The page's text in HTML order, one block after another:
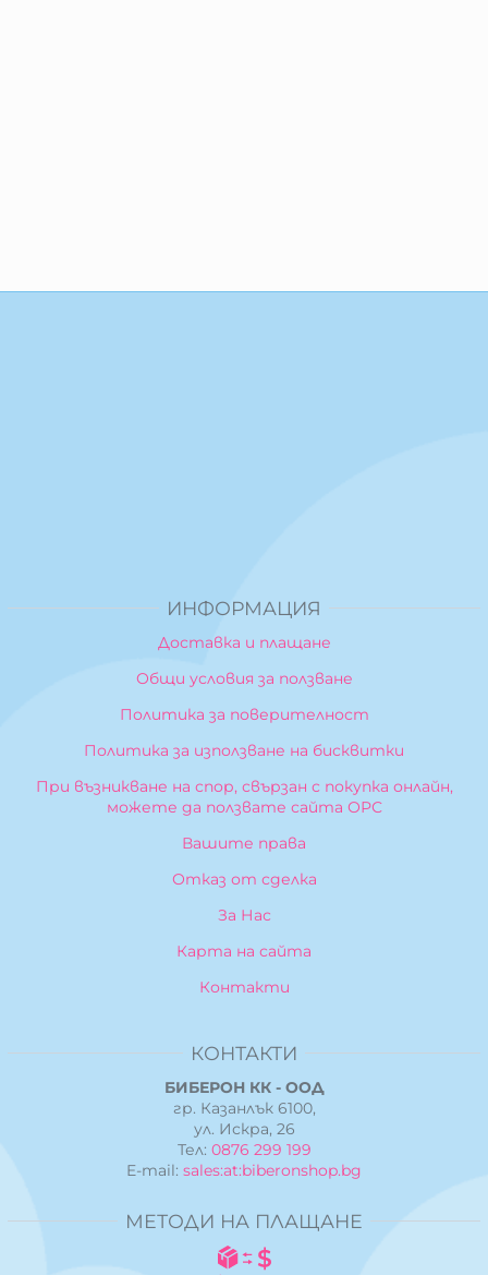
ИНФОРМАЦИЯ
Доставка и плащане
Общи условия за ползване
Политика за поверителност
Политика за използване на бисквитки
При възникване на спор, свързан с покупка онлайн,
можете да ползвате сайта ОРС
Вашите права
Отказ от сделка
За Нас
Карта на сайта
Контакти
КОНТАКТИ
БИБЕРОН КК - ООД
гр. Казанлък 6100,
ул. Искра, 26
Тел: 0876 299 199
E-mail: sales:at:biberonshop.bg
МЕТОДИ НА ПЛАЩАНЕ